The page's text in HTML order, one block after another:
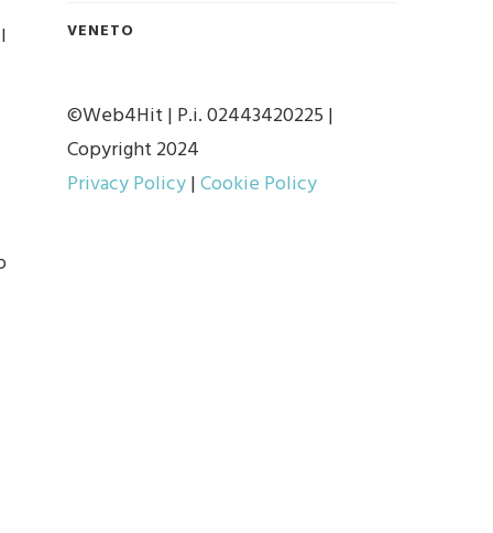
VENETO
©Web4Hit | P.i. 02443420225 |
Copyright 2024
Privacy Policy|Cookie Policy